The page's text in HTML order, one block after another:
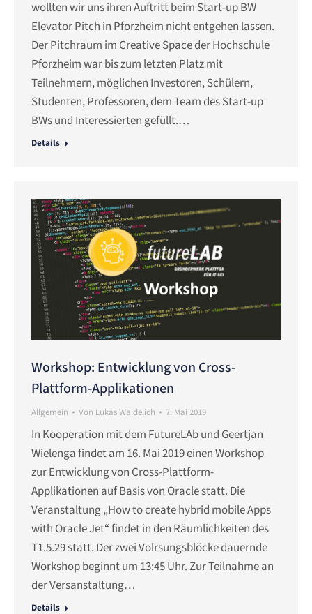
wollten wir uns ihren Auftritt beim Start-up BW
Elevator Pitch in Pforzheim nicht entgehen lassen.
Der Pitchraum im Creative Space der Hochschule
Pforzheim war bis zum letzten Platz mit
Teilnehmern, möglichen Investoren, Schülern,
Studenten, Professoren, dem Team des Start-up
BWs und Interessierten gefüllt.…
Details
Workshop: Entwicklung von Cross-
Plattform-Applikationen
Allgemein Von Lukas Waidelich 7. Mai 2019
In Kooperation mit dem FutureLAb und Geertjan
Wielenga findet am 16. Mai 2019 einen Workshop
zur Entwicklung von Cross-Plattform-
Applikationen auf Basis von Oracle statt. Die
Veranstaltung „How to create hybrid mobile Apps
with Oracle Jet“ findet in den Räumlichkeiten des
T1.5.29 statt. Der zwei Volrsungsblöcke dauernde
Workshop beginnt um 13:45 Uhr. Zur Teilnahme an
der Versanstaltung…
Details